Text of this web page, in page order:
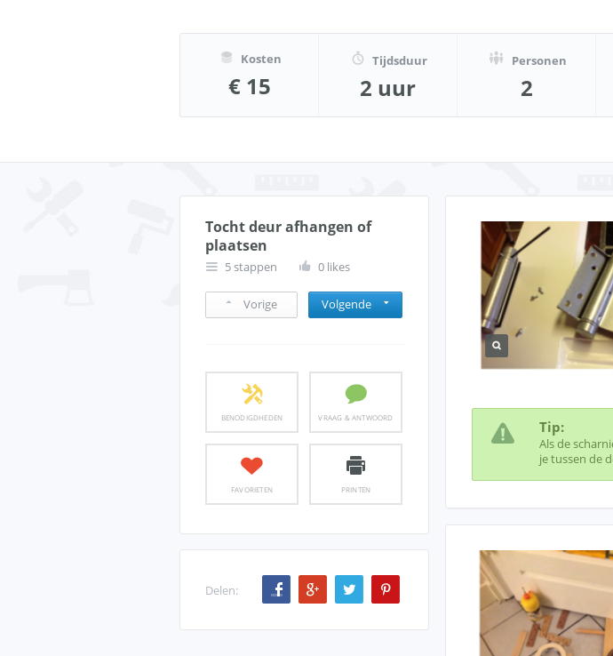
Kosten
€ 15
Tijdsduur
2 uur
Personen
2
Tocht deur afhangen of
plaatsen
5 stappen 0 likes
Vorige Volgende
BENODIGDHEDEN VRAAG & ANTWOORD
FAVORIETEN PRINTEN
Delen:
Tip:
Als de
je tussen de